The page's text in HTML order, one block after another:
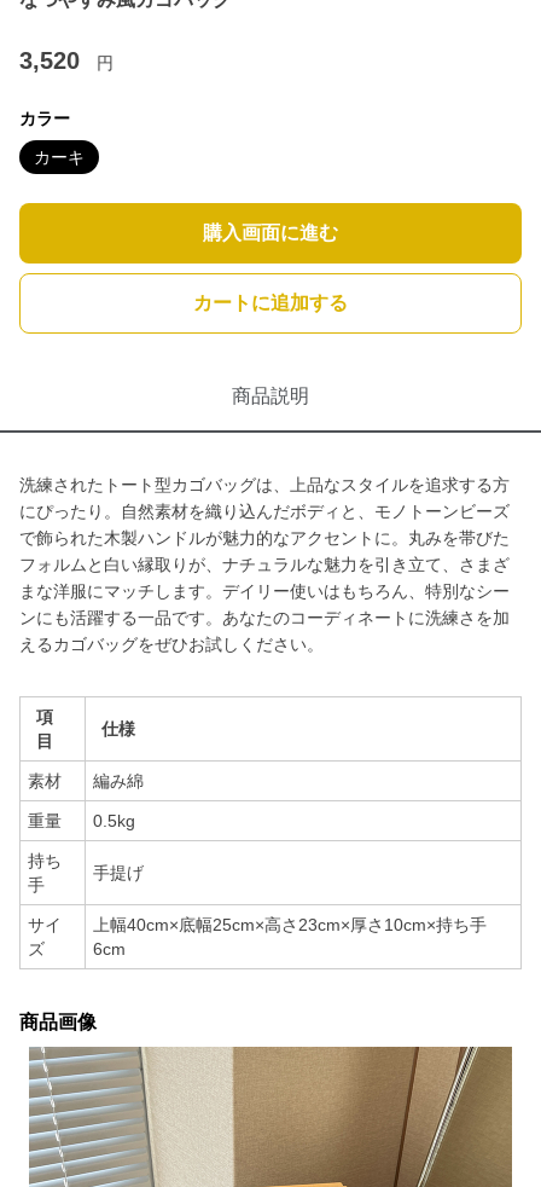
3,520 円
カラー
カーキ
購入画面に進む
カートに追加する
商品説明
洗練されたトート型カゴバッグは、上品なスタイルを追求する方
にぴったり。自然素材を織り込んだボディと、モノトーンビーズ
で飾られた木製ハンドルが魅力的なアクセントに。丸みを帯びた
フォルムと白い縁取りが、ナチュラルな魅力を引き立て、さまざ
まな洋服にマッチします。デイリー使いはもちろん、特別なシー
ンにも活躍する一品です。あなたのコーディネートに洗練さを加
えるカゴバッグをぜひお試しください。
項
目
仕様
素材 編み綿
重量 0.5kg
持ち
手
手提げ
サイ
ズ
上幅40cm×底幅25cm×高さ23cm×厚さ10cm×持ち手
6cm
商品画像